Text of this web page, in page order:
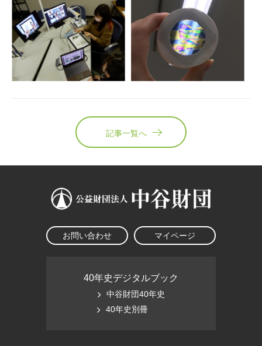
記事一覧へ
お問い合わせ マイページ
40年史デジタルブック
中谷財団40年史
40年史別冊